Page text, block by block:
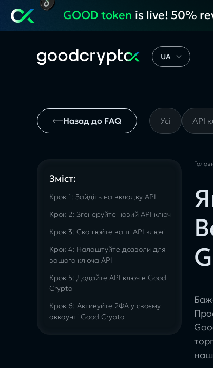
GOOD token is live! 50%
UA
Назад до FAQ Усі API
Зміст:
Крок 1: Зайдіть на вкладку API
Крок 2: Згенеруйте новий API ключ
Крок 3: Скопіюйте ваші API ключі
Крок 4: Налаштуйте дозволи для
вашого ключа API
Крок 5: Додайте API ключ в Good
Crypto
Крок 6: Активуйте 2ФА у своєму
аккаунті Good Crypto